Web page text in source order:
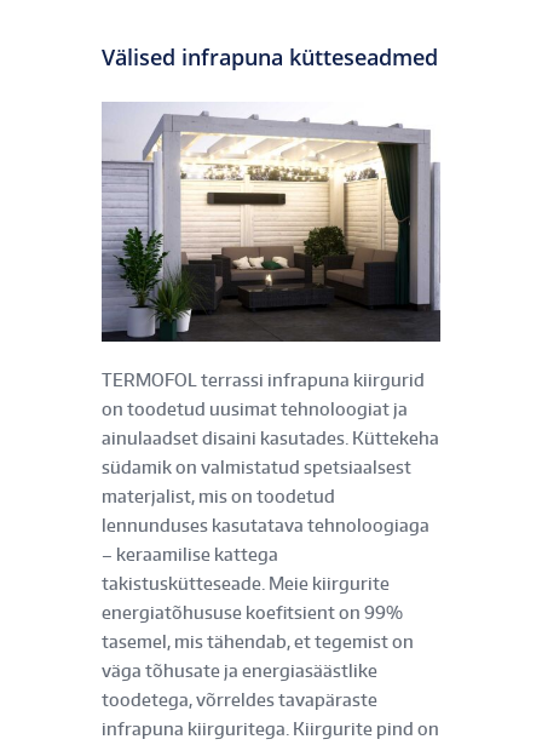
Välised infrapuna kütteseadmed
TERMOFOL terrassi infrapuna kiirgurid
on toodetud uusimat tehnoloogiat ja
ainulaadset disaini kasutades. Küttekeha
südamik on valmistatud spetsiaalsest
materjalist, mis on toodetud
lennunduses kasutatava tehnoloogiaga
– keraamilise kattega
takistuskütteseade. Meie kiirgurite
energiatõhususe koefitsient on 99%
tasemel, mis tähendab, et tegemist on
väga tõhusate ja energiasäästlike
toodetega, võrreldes tavapäraste
infrapuna kiirguritega. Kiirgurite pind on